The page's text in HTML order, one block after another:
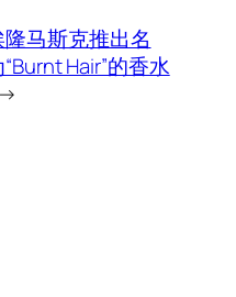
隆马斯克推出名
Hair”的香水
→